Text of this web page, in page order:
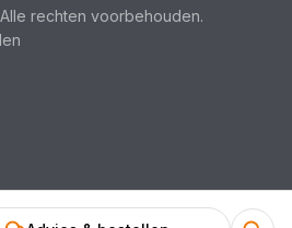
Alle rechten voorbehouden.